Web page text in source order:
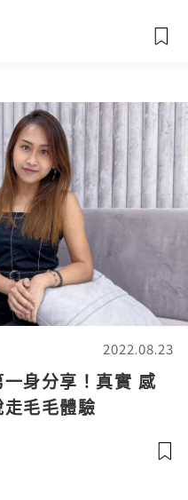
2022.08.23
一身分享！真實 感
毛毛體驗